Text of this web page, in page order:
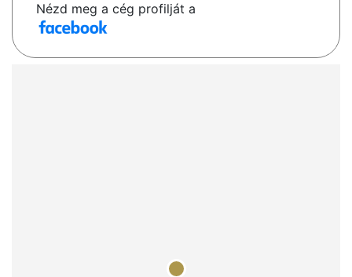
Nézd meg a cég profilját a